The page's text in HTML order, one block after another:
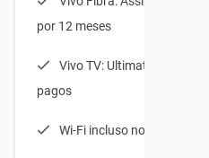
por 12 meses
Vivo TV: Ultimate HD, com
pagos
Wi-Fi incluso no Vivo